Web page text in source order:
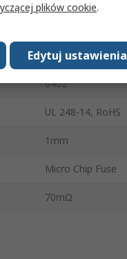
125°C
0402
UL 248-14, RoHS
1mm
Micro Chip Fuse
70mΩ
plików cookie.
Edytuj ustawienia